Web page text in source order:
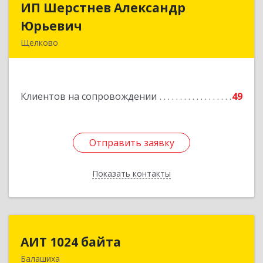
ИП Шерстнев Александр
Юрьевич
Щелково
Клиентов на сопровождении 49
Отправить заявку
Показать контакты
ИП Шерстнев Александр
Подробнее
Отправить заявку
Назад
АИТ 1024 байта
Балашиха